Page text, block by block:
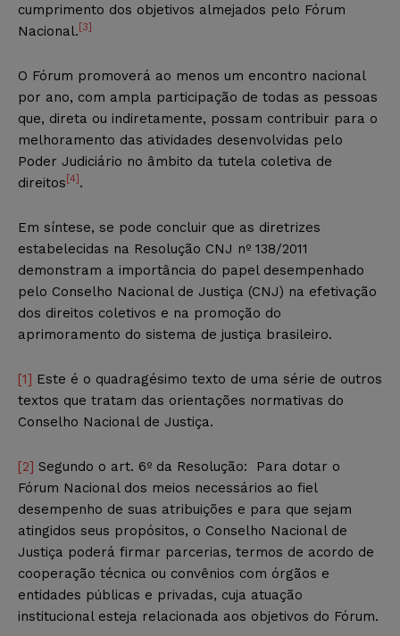
cumprimento dos objetivos almejados pelo Fórum
Nacional. [3]
O Fórum promoverá ao menos um encontro nacional
por ano, com ampla participação de todas as pessoas
que, direta ou indiretamente, possam contribuir para o
melhoramento das atividades desenvolvidas pelo
Poder Judiciário no âmbito da tutela coletiva de
direitos [4] .
Em síntese, se pode concluir que as diretrizes
estabelecidas na Resolução CNJ nº 138/2011
demonstram a importância do papel desempenhado
pelo Conselho Nacional de Justiça (CNJ) na efetivação
dos direitos coletivos e na promoção do
aprimoramento do sistema de justiça brasileiro.
[1] Este é o quadragésimo texto de uma série de outros
textos que tratam das orientações normativas do
Conselho Nacional de Justiça.
[2] Segundo o art. 6º da Resolução: Para dotar o
Fórum Nacional dos meios necessários ao fiel
desempenho de suas atribuições e para que sejam
atingidos seus propósitos, o Conselho Nacional de
Justiça poderá firmar parcerias, termos de acordo de
cooperação técnica ou convênios com órgãos e
entidades públicas e privadas, cuja atuação
institucional esteja relacionada aos objetivos do Fórum.